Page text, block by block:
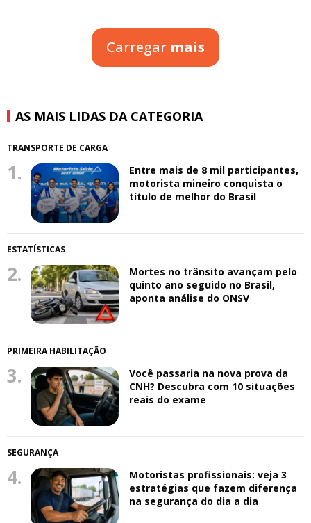
Carregar mais
AS MAIS LIDAS DA CATEGORIA
TRANSPORTE DE CARGA
1.
Entre mais de 8 mil participantes,
motorista mineiro conquista o
título de melhor do Brasil
ESTATÍSTICAS
2.
Mortes no trânsito avançam pelo
quinto ano seguido no Brasil,
aponta análise do ONSV
PRIMEIRA HABILITAÇÃO
3.
Você passaria na nova prova da
CNH? Descubra com 10 situações
reais do exame
SEGURANÇA
4.
Motoristas profissionais: veja 3
estratégias que fazem diferença
na segurança do dia a dia